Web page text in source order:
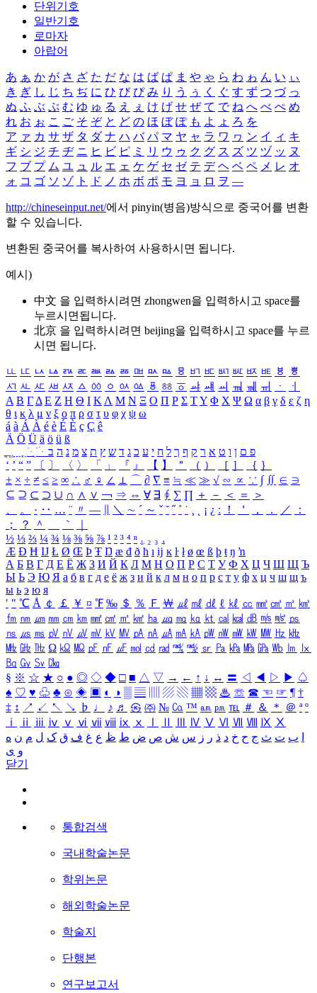
단위기호
일반기호
로마자
아랍어
あ ぁ か が さ ざ た だ な は ば ぱ ま や ゃ ら わ ゎ ん い ぃ
き ぎ し じ ち ぢ に ひ び ぴ み り う ぅ く ぐ す ず つ づ っ
ぬ ふ ぶ ぷ む ゆ ゅ る え ぇ け げ せ ぜ て で ね へ べ ぺ め
れ お ぉ こ ご そ ぞ と ど の ほ ぼ ぽ も よ ょ ろ を
ア ァ カ サ ザ タ ダ ナ ハ バ パ マ ヤ ャ ラ ワ ヮ ン イ ィ キ
ギ シ ジ チ ヂ ニ ヒ ビ ピ ミ リ ウ ゥ ク グ ス ズ ツ ヅ ッ ヌ
フ ブ プ ム ユ ュ ル エ ェ ケ ゲ セ ゼ テ デ ヘ ベ ペ メ レ オ
ォ コ ゴ ソ ゾ ト ド ノ ホ ボ ポ モ ヨ ョ ロ ヲ ―
http://chineseinput.net/에서 pinyin(병음)방식으로 중국어를 변환
할 수 있습니다.
변환된 중국어를 복사하여 사용하시면 됩니다.
예시)
中文 을 입력하시려면 zhongwen을 입력하시고 space를
누르시면됩니다.
北京 을 입력하시려면 beijing을 입력하시고 space를 누르
시면 됩니다.
ㅥ ㅦ ㅧ ㅨ ㅩ ㅪ ㅫ ㅬ ㅭ ㅮ ㅯ ㅰ ㅱ ㅲ ㅳ ㅴ ㅵ ㅶ ㅷ ㅸ
ㅹ
ㅺ ㅻ ㅼ ㅽ ㅾ ㅿ ㆀ ㆁ ㆂ ㆃ ㆄ ㆅ ㆆ ㆇ ㆈ ㆉ ㆊ ㆋ ㆌ ㆍ
ㆎ
Α Β ΓΔ Ε Ζ Η Θ Ι ΚΛ Μ Ν Ξ Ο Π Ρ Σ ΤΥ Φ Χ Ψ Ω α β γ δ ε ζ η
θ ι κ λ μ ν ξ ο π ρ σ τ υ φ χ ψ ω
á à Á À é è É È ç Ç ê
Ä Ö Ü ä ö ü ß
ִֶֹ ֻּ ׁׂ פ ם ן ו ט א ר ק ף ך ל ח י ע כ ג ד ש ץ ת צ מ נ ה ב
‘ ’ “ ” 〔 〕 〈 〉 「 」 『 』 【 】 ＂ （ ） ［ ］ ｛ ｝
± × ÷ ≠ ≤ ≥ ∞ ∴ ♂ ♀ ∠ ⊥ ⌒ ∂ ∇ ≡ ≒ ≪ ≫ √ ∽ ∝ ∵ ∫ ∬ ∈ ∋
⊆ ⊇ ⊂ ⊃ ∪ ∩ ∧ ∨ ￢ ⇒ ⇔ ∀ ∃ ∮ ∑ ∏ ＋ － ＜ ＝
＞
、
。 · ‥ … ¨ 〃 ― ＼ ∼ ´ ～ ˇ ˘ ˝ ˚ ˙ ¸ ¡ ¿ ː ！ ＇ ， ． ／
：
；
？ ＾ ｀
½ ⅓ ⅔ ¼ ¾ ⅛ ⅜ ⅝ ⅞ ¹ ² ³ ⁴ ⁿ ₁ ₂ ₃ ₄
Æ Ð Ħ Ĳ Ł Ø Œ Þ Ŧ Ŋ æ đ ð ħ ı ĳ ĸ ŀ ł ø œ ß þ ŧ ŋ ŉ
А Б В Г Д Е Ё Ж З И Й К Л М Н О П Р С Т У Ф Х Ц Ч Ш Щ Ъ
Ы Ь Э Ю Я а б в г д е ё ж з и й к л м н о п р с т у ф х ц ч ш щ ъ
ы ь э ю я
′ ″ ℃ Å ￠ ￡ ￥ ¤ ℉ ‰ ＄ ％ Ｆ ￦ ㎕ ㎖ ㎗ ℓ ㎘ ㏄ ㎣ ㎤ ㎥ ㎦
㎙ ㎚ ㎛ ㎜ ㎝ ㎞ ㎟ ㎠ ㎡ ㎢ ㏊ ㎍ ㎎ ㎏ ㏏ ㎈ ㎉ ㏈ ㎧ ㎨ ㎰
㎱ ㎲ ㎳ ㎴ ㎵ ㎶ ㎷ ㎸ ㎹ ㎀ ㎁ ㎂ ㎃ ㎄ ㎺ ㎻ ㎽ ㎾ ㎿ ㎐ ㎑
㎒ ㎓ ㎔ Ω ㏀ ㏁ ㎊ ㎋ ㎌ ㏖ ㏅ ㎭ ㎮ ㎯ ㏛ ㎩ ㎪ ㎫ ㎬ ㏝ ㏐
㏓
㏃ ㏉ ㏜ ㏆
§ ※ ☆ ★ ○ ● ◎ ◇ ◆ □ ■ △ ▽ → ← ↑ ↓ ↔ 〓 ◁ ◀ ▷ ▶ ♤
♠ ♡ ♥ ♧ ♣ ⊙ ◈ ▣ ◐ ◑ ▒ ▤ ▨ ▧ ▦ ▩ ♨ ☏ ☎ ☜ ☞ ¶ †
‡ ↕ ↗ ↙ ↖ ↘ ♭ ♩ ♪ ♬ ㉿ ㈜ № ㏇ ™ ㏂ ㏘ ℡ ＃ ＆ ＊ ＠ ª º
ⅰ
ⅱ ⅲ ⅳ ⅴ ⅵ ⅶ ⅷ ⅸ ⅹ Ⅳ Ⅴ Ⅵ Ⅶ Ⅷ Ⅸ Ⅹ
ب ت ث ج ح خ د ذ ر ز س ش ص ض ط ظ ع غ ف ق ک ل م ن ه
و ی
닫기
통합검색
국내학술논문
학위논문
해외학술논문
학술지
단행본
연구보고서